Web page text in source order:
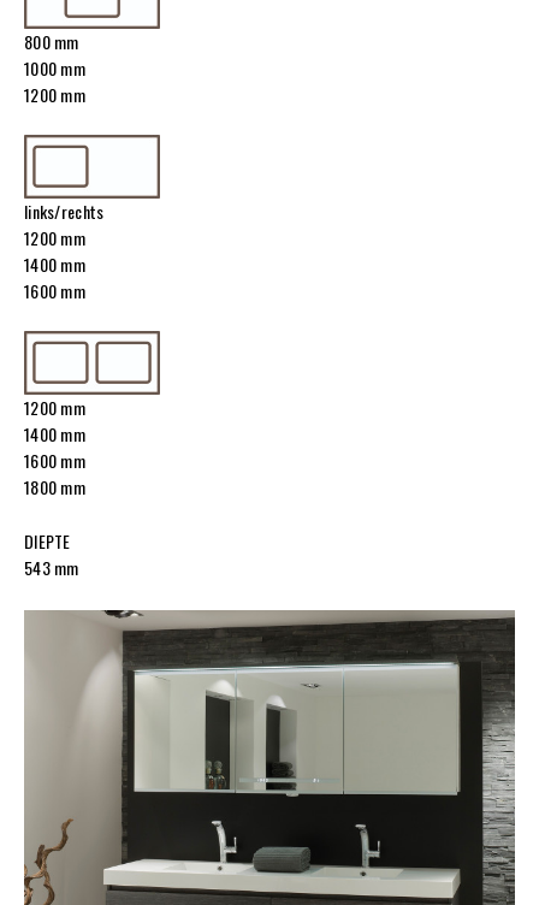
800 mm
1000 mm
1200 mm
links/rechts
1200 mm
1400 mm
1600 mm
1200 mm
1400 mm
1600 mm
1800 mm
DIEPTE
543 mm